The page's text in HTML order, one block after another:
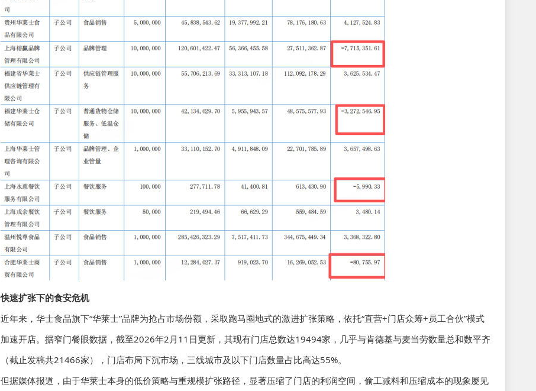
快速扩张下的食安危机
近年来，华士食品旗下“华莱士”品牌为抢占市场份额，采取跑马圈地式的激进扩张策略，依托“直营+门店众筹+员工合伙”模式
加速开店。据窄门餐眼数据，截至2026年2月11日更新，其现有门店总数达19494家，几乎与肯德基与麦当劳数量总和数平齐
（截止发稿共21466家），门店布局下沉市场，三线城市及以下门店数量占比高达55%。
但据媒体报道，由于华莱士本身的低价策略与重规模扩张路径，显著压缩了门店的利润空间，偷工减料和压缩成本的现象屡见